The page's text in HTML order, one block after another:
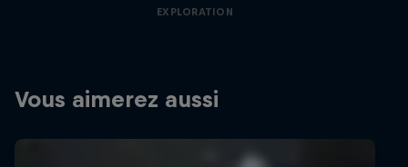
EXPLORATION
Vous aimerez aussi